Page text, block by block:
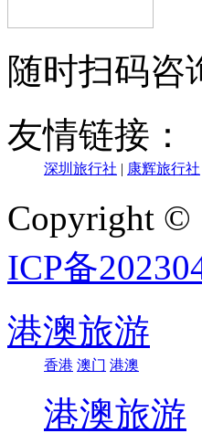
随时扫码咨
友情链接：
深圳旅行社 | 康辉旅行社
Copyright ©
ICP备
港澳旅游
香港 澳门 港澳
港澳旅游